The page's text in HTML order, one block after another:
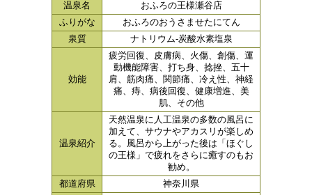
温泉名
おふろの王様瀬谷店
ふりがな
おふろのおうさませたにてん
泉質
ナトリウム-炭酸水素塩泉
効能
疲労回復、皮膚病、火傷、創傷、運
動機能障害、打ち身、捻挫、五十
肩、筋肉痛、関節痛、冷え性、神経
痛、痔、病後回復、健康増進、美
肌、その他
温泉紹介
天然温泉に人工温泉の多数の風呂に
加えて、サウナやアカスリが楽しめ
る。風呂から上がった後は「ほぐし
の王様」で疲れをさらに癒すのもお
勧め。
都道府県
神奈川県